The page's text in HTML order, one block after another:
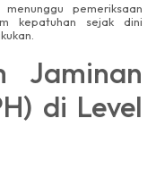
pemeriksaan
kepatuhan sejak dini
Jaminan
di Level